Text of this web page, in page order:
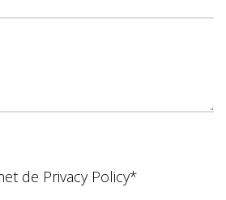
de Privacy Policy*